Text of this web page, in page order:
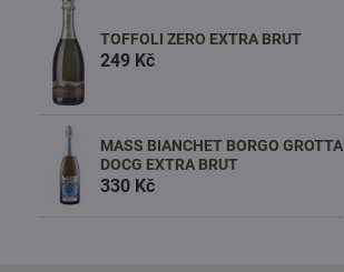
TOFFOLI ZERO EXTRA BRUT
249 Kč
MASS BIANCHET BORGO GROTTA
DOCG EXTRA BRUT
330 Kč